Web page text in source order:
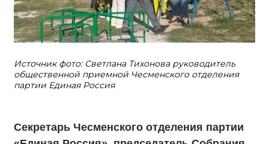
Источник фото: Светлана Тихонова руководитель
общественной приемной Чесменского отделения
партии Единая Россия
Секретарь Чесменского отделения партии